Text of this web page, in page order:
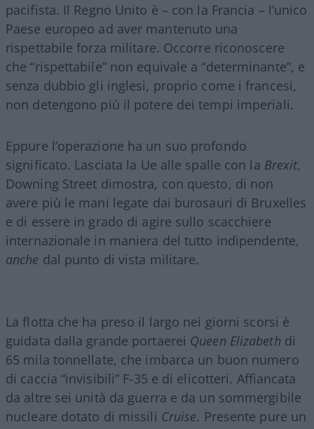
pacifista. Il Regno Unito è – con la Francia – l’unico
Paese europeo ad aver mantenuto una
rispettabile forza militare. Occorre riconoscere
che “rispettabile” non equivale a “determinante”, e
senza dubbio gli inglesi, proprio come i francesi,
non detengono più il potere dei tempi imperiali.
Eppure l’operazione ha un suo profondo
significato. Lasciata la Ue alle spalle con la Brexit,
Downing Street dimostra, con questo, di non
avere più le mani legate dai burosauri di Bruxelles
e di essere in grado di agire sullo scacchiere
internazionale in maniera del tutto indipendente,
anche dal punto di vista militare.
La flotta che ha preso il largo nei giorni scorsi è
guidata dalla grande portaerei Queen Elizabeth di
65 mila tonnellate, che imbarca un buon numero
di caccia “invisibili” F-35 e di elicotteri. Affiancata
da altre sei unità da guerra e da un sommergibile
nucleare dotato di missili Cruise. Presente pure un